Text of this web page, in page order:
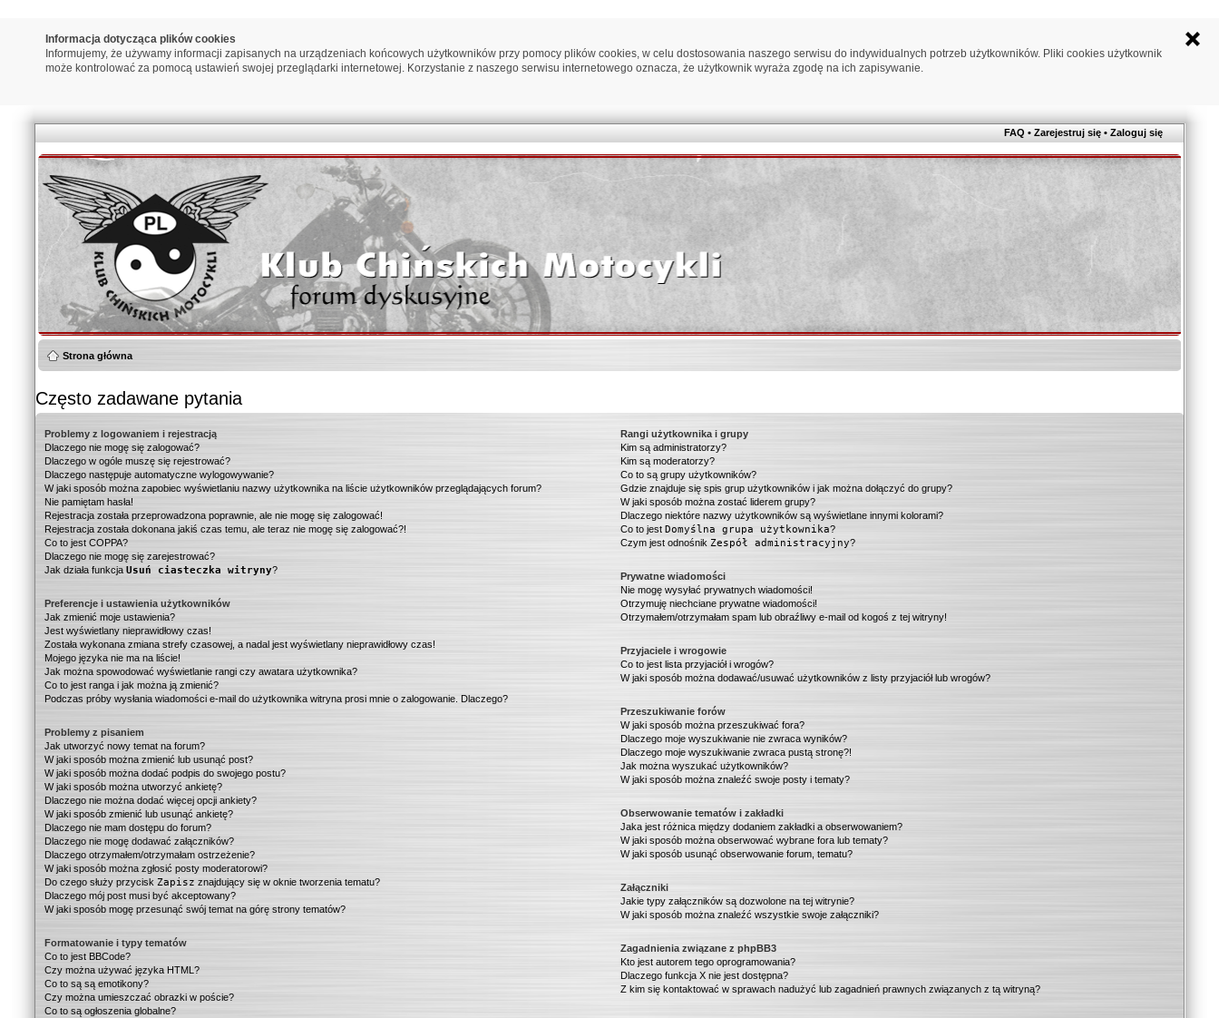
Informacja dotycząca plików cookies
Informujemy, że używamy informacji zapisanych na urządzeniach końcowych użytkowników przy pomocy plików cookies, w celu dostosowania naszego serwisu do indywidualnych potrzeb użytkowników. Pliki cookies użytkownik
może kontrolować za pomocą ustawień swojej przeglądarki internetowej. Korzystanie z naszego serwisu internetowego oznacza, że użytkownik wyraża zgodę na ich zapisywanie.
FAQ • Zarejestruj się• Zaloguj się
Strona główna
Często zadawane pytania
Problemy z logowaniem i rejestracją
Dlaczego nie mogę się zalogować?
Dlaczego w ogóle muszę się rejestrować?
Dlaczego następuje automatyczne wylogowywanie?
W jaki sposób można zapobiec wyświetlaniu nazwy użytkownika na liście użytkowników przeglądających forum?
Nie pamiętam hasła!
Rejestracja została przeprowadzona poprawnie, ale nie mogę się zalogować!
Rejestracja została dokonana jakiś czas temu, ale teraz nie mogę się zalogować?!
Co to jest COPPA?
Dlaczego nie mogę się zarejestrować?
Jak działa funkcjaUsuń ciasteczka witryny?
Preferencje i ustawienia użytkowników
Jak zmienić moje ustawienia?
Jest wyświetlany nieprawidłowy czas!
Została wykonana zmiana strefy czasowej, a nadal jest wyświetlany nieprawidłowy czas!
Mojego języka nie ma na liście!
Jak można spowodować wyświetlanie rangi czy awatara użytkownika?
Co to jest ranga i jak można ją zmienić?
Podczas próby wysłania wiadomości e-mail do użytkownika witryna prosi mnie o zalogowanie. Dlaczego?
Problemy z pisaniem
Jak utworzyć nowy temat na forum?
W jaki sposób można zmienić lub usunąć post?
W jaki sposób można dodać podpis do swojego postu?
W jaki sposób można utworzyć ankietę?
Dlaczego nie można dodać więcej opcji ankiety?
W jaki sposób zmienić lub usunąć ankietę?
Dlaczego nie mam dostępu do forum?
Dlaczego nie mogę dodawać załączników?
Dlaczego otrzymałem/otrzymałam ostrzeżenie?
W jaki sposób można zgłosić posty moderatorowi?
Do czego służy przycisk Zapisz znajdujący się w oknie tworzenia tematu?
Dlaczego mój post musi być akceptowany?
W jaki sposób mogę przesunąć swój temat na górę strony tematów?
Formatowanie i typy tematów
Co to jest BBCode?
Czy można używać języka HTML?
Co to są są emotikony?
Czy można umieszczać obrazki w poście?
Co to są ogłoszenia globalne?
Rangi użytkownika i grupy
Kim są administratorzy?
Kim są moderatorzy?
Co to są grupy użytkowników?
Gdzie znajduje się spis grup użytkowników i jak można dołączyć do grupy?
W jaki sposób można zostać liderem grupy?
Dlaczego niektóre nazwy użytkowników są wyświetlane innymi kolorami?
Co to jestDomyślna grupa użytkownika?
Czym jest odnośnik Zespół administracyjny?
Prywatne wiadomości
Nie mogę wysyłać prywatnych wiadomości!
Otrzymuję niechciane prywatne wiadomości!
Otrzymałem/otrzymałam spam lub obraźliwy e-mail od kogoś z tej witryny!
Przyjaciele i wrogowie
Co to jest lista przyjaciół i wrogów?
W jaki sposób można dodawać/usuwać użytkowników z listy przyjaciół lub wrogów?
Przeszukiwanie forów
W jaki sposób można przeszukiwać fora?
Dlaczego moje wyszukiwanie nie zwraca wyników?
Dlaczego moje wyszukiwanie zwraca pustą stronę?!
Jak można wyszukać użytkowników?
W jaki sposób można znaleźć swoje posty i tematy?
Obserwowanie tematów i zakładki
Jaka jest różnica między dodaniem zakładki a obserwowaniem?
W jaki sposób można obserwować wybrane fora lub tematy?
W jaki sposób usunąć obserwowanie forum, tematu?
Załączniki
Jakie typy załączników są dozwolone na tej witrynie?
W jaki sposób można znaleźć wszystkie swoje załączniki?
Zagadnienia związane z phpBB3
Kto jest autorem tego oprogramowania?
Dlaczego funkcja X nie jest dostępna?
Z kim się kontaktować w sprawach nadużyć lub zagadnień prawnych związanych z tą witryną?